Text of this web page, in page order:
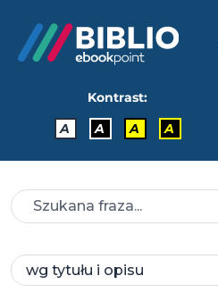
Kontrast:
A
A A A